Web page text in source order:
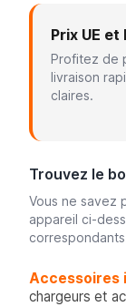
Prix UE
Profitez de
livraison
claires.
Trouvez le
Vous ne savez
appareil ci-
Accessoires
chargeurs et